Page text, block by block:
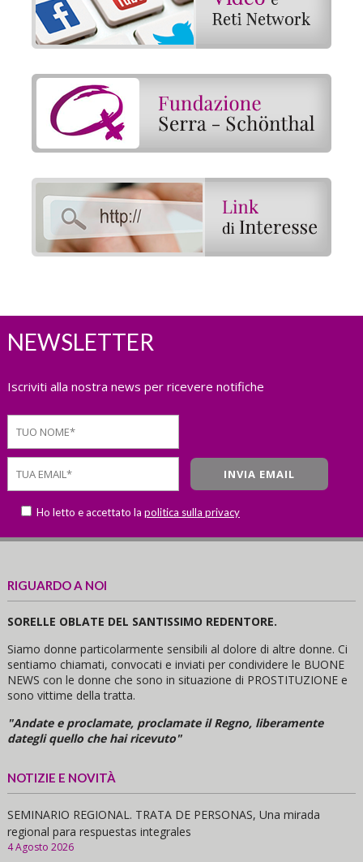
NEWSLETTER
Iscriviti alla nostra news per ricevere notifiche
Ho letto e accettato la politica sulla privacy
RIGUARDO A NOI
SORELLE OBLATE DEL SANTISSIMO REDENTORE.
Siamo donne particolarmente sensibili al dolore di altre donne. Ci
sentiamo chiamati, convocati e inviati per condividere le BUONE
NEWS con le donne che sono in situazione di PROSTITUZIONE e
sono vittime della tratta.
"Andate e proclamate, proclamate il Regno, liberamente
dategli quello che hai ricevuto"
NOTIZIE E NOVITÀ
SEMINARIO REGIONAL. TRATA DE PERSONAS, Una mirada
regional para respuestas integrales
4 Agosto 2026